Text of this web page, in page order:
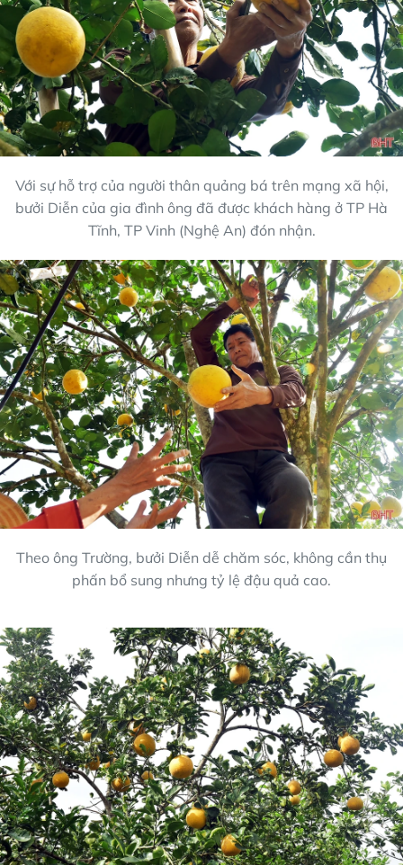
Với sự hỗ trợ của người thân quảng bá trên mạng xã hội,
bưởi Diễn của gia đình ông đã được khách hàng ở TP Hà
Tĩnh, TP Vinh (Nghệ An) đón nhận.
Theo ông Trường, bưởi Diễn dễ chăm sóc, không cần thụ
phấn bổ sung nhưng tỷ lệ đậu quả cao.